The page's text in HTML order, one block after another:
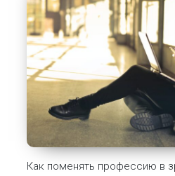
Как поменять профессию в